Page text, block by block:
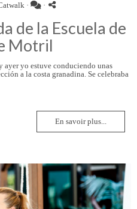
· ·
de la Escuela de
Motril
ayer yo estuve conduciendo unas
a la costa granadina. Se celebraba
En savoir plus...